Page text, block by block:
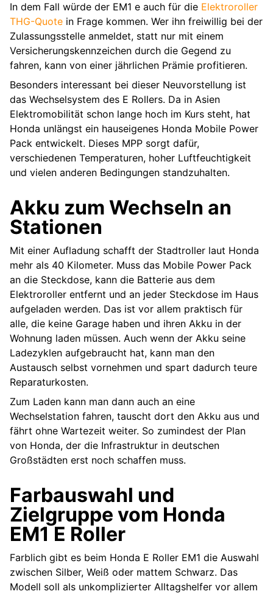
In dem Fall würde der EM1 e auch für die Elektroroller
THG-Quote in Frage kommen. Wer ihn freiwillig bei der
Zulassungsstelle anmeldet, statt nur mit einem
Versicherungskennzeichen durch die Gegend zu
fahren, kann von einer jährlichen Prämie profitieren.
Besonders interessant bei dieser Neuvorstellung ist
das Wechselsystem des E Rollers. Da in Asien
Elektromobilität schon lange hoch im Kurs steht, hat
Honda unlängst ein hauseigenes Honda Mobile Power
Pack entwickelt. Dieses MPP sorgt dafür,
verschiedenen Temperaturen, hoher Luftfeuchtigkeit
und vielen anderen Bedingungen standzuhalten.
Akku zum Wechseln an
Stationen
Mit einer Aufladung schafft der Stadtroller laut Honda
mehr als 40 Kilometer. Muss das Mobile Power Pack
an die Steckdose, kann die Batterie aus dem
Elektroroller entfernt und an jeder Steckdose im Haus
aufgeladen werden. Das ist vor allem praktisch für
alle, die keine Garage haben und ihren Akku in der
Wohnung laden müssen. Auch wenn der Akku seine
Ladezyklen aufgebraucht hat, kann man den
Austausch selbst vornehmen und spart dadurch teure
Reparaturkosten.
Zum Laden kann man dann auch an eine
Wechselstation fahren, tauscht dort den Akku aus und
fährt ohne Wartezeit weiter. So zumindest der Plan
von Honda, der die Infrastruktur in deutschen
Großstädten erst noch schaffen muss.
Farbauswahl und
Zielgruppe vom Honda
EM1 E Roller
Farblich gibt es beim Honda E Roller EM1 die Auswahl
zwischen Silber, Weiß oder mattem Schwarz. Das
Modell soll als unkomplizierter Alltagshelfer vor allem